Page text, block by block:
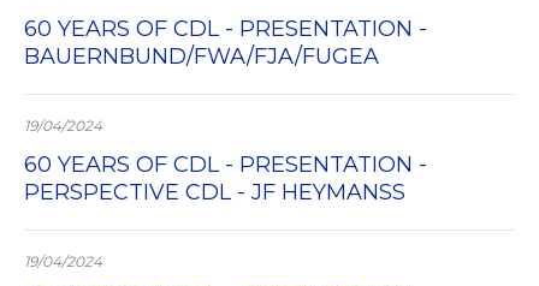
60 YEARS OF CDL - PRESENTATION -
BAUERNBUND/FWA/FJA/FUGEA
19/04/2024
60 YEARS OF CDL - PRESENTATION -
PERSPECTIVE CDL - JF HEYMANSS
19/04/2024